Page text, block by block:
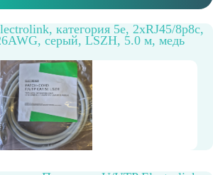
категория 5е, 2xRJ45/8p8c,
серый, LSZH, 5.0 м, медь